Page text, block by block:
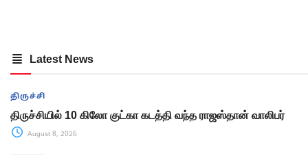
Latest News
திருச்சி
திருச்சியில் 10 கிலோ குட்கா கடத்தி வந்த ராஜஸ்தான் வாலிபர்
August 8, 2026